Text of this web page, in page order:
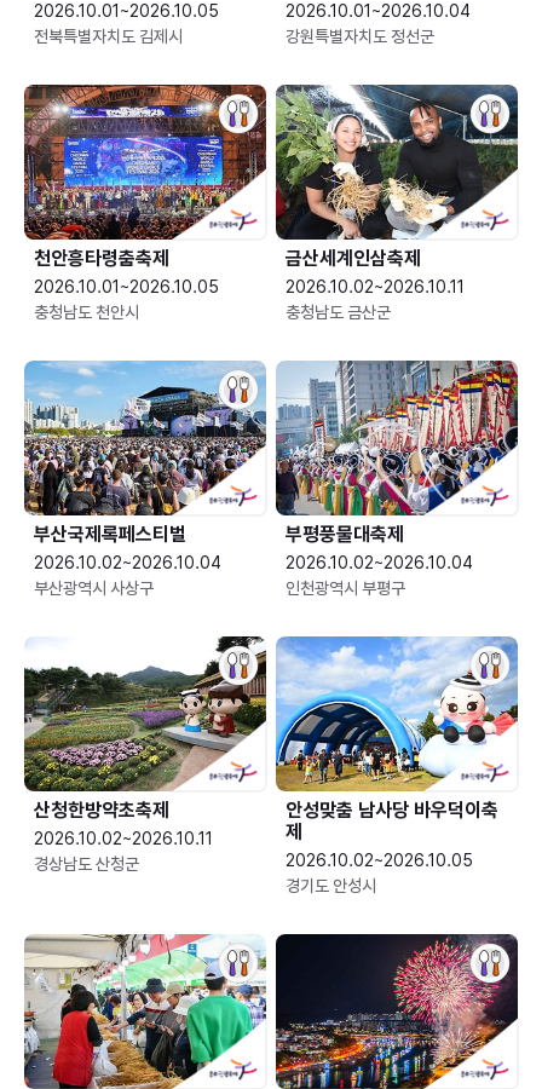
2026.10.01~2026.10.05
전북특별자치도 김제시
2026.10.01~2026.10.04
강원특별자치도 정선군
천안흥타령춤축제
2026.10.01~2026.10.05
충청남도 천안시
금산세계인삼축제
2026.10.02~2026.10.11
충청남도 금산군
부산국제록페스티벌
2026.10.02~2026.10.04
부산광역시 사상구
부평풍물대축제
2026.10.02~2026.10.04
인천광역시 부평구
산청한방약초축제
2026.10.02~2026.10.11
경상남도 산청군
안성맞춤 남사당 바우덕이축
제
2026.10.02~2026.10.05
경기도 안성시